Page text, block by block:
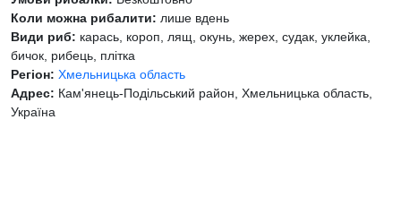
Коли можна рибалити: лише вдень
Види риб: карась, короп, лящ, окунь, жерех, судак, уклейка,
бичок, рибець, плітка
Регіон: Хмельницька область
Адрес: Кам'янець-Подільський район, Хмельницька область,
Україна